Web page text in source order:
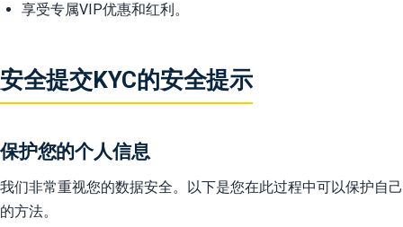
享受专属VIP优惠和红利。
安全提交KYC的安全提示
保护您的个人信息
我们非常重视您的数据安全。以下是您在此过程中可以保护自己
的方法。